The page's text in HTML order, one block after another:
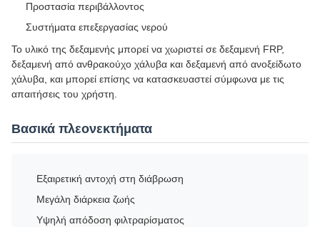
Προστασία περιβάλλοντος
Συστήματα επεξεργασίας νερού
Το υλικό της δεξαμενής μπορεί να χωριστεί σε δεξαμενή FRP,
δεξαμενή από ανθρακούχο χάλυβα και δεξαμενή από ανοξείδωτο
χάλυβα, και μπορεί επίσης να κατασκευαστεί σύμφωνα με τις
απαιτήσεις του χρήστη.
Βασικά πλεονεκτήματα
Εξαιρετική αντοχή στη διάβρωση
Μεγάλη διάρκεια ζωής
Υψηλή απόδοση φιλτραρίσματος